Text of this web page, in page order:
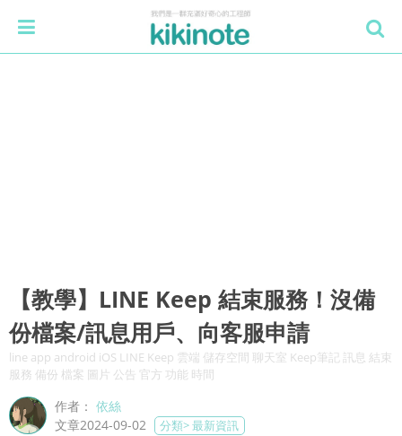
【教學】LINE Keep 結束服務！沒備
份檔案/訊息用戶、向客服申請
line app android iOS LINE Keep 雲端 儲存空間 聊天室 Keep筆記 訊息 結束
服務 備份 檔案 圖片 公告 官方 功能 時間
作者：依絲
文章2024-09-02
分類>最新資訊